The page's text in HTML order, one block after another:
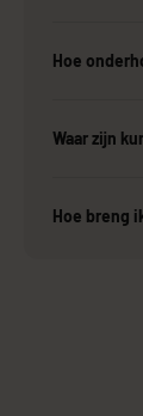
Hoe
Waar zijn
Hoe breng